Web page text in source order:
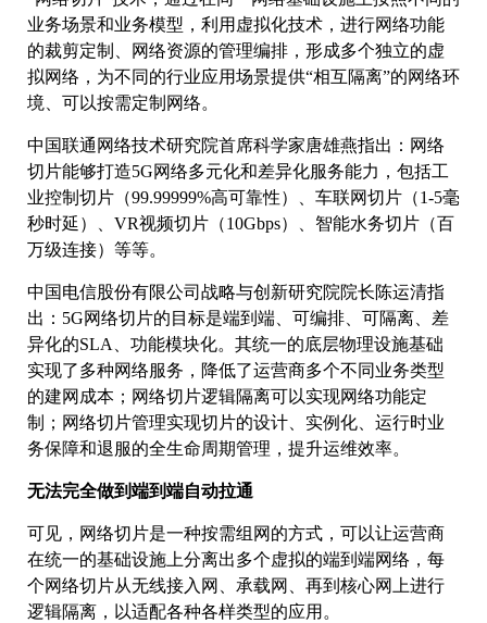
业务场景和业务模型，利用虚拟化技术，进行网络功能
的裁剪定制、网络资源的管理编排，形成多个独立的虚
拟网络，为不同的行业应用场景提供“相互隔离”的网络环
境、可以按需定制网络。
中国联通网络技术研究院首席科学家唐雄燕指出：网络
切片能够打造5G网络多元化和差异化服务能力，包括工
业控制切片（99.99999%高可靠性）、车联网切片（1-5毫
秒时延）、VR视频切片（10Gbps）、智能水务切片（百
万级连接）等等。
中国电信股份有限公司战略与创新研究院院长陈运清指
出：5G网络切片的目标是端到端、可编排、可隔离、差
异化的SLA、功能模块化。其统一的底层物理设施基础
实现了多种网络服务，降低了运营商多个不同业务类型
的建网成本；网络切片逻辑隔离可以实现网络功能定
制；网络切片管理实现切片的设计、实例化、运行时业
务保障和退服的全生命周期管理，提升运维效率。
无法完全做到端到端自动拉通
可见，网络切片是一种按需组网的方式，可以让运营商
在统一的基础设施上分离出多个虚拟的端到端网络，每
个网络切片从无线接入网、承载网、再到核心网上进行
逻辑隔离，以适配各种各样类型的应用。